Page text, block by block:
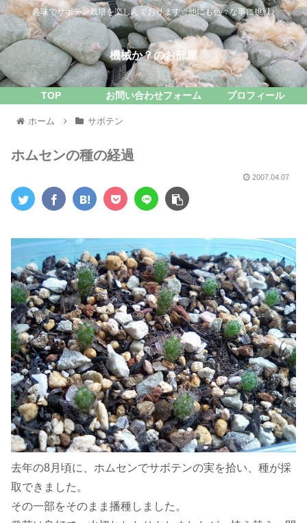
趣味でサボテン栽培を楽しんでおります☆他にも色々な事に挑戦♪
機械か？のお部屋
TOP お問い合わせフォーム プロフィール
ホーム サボテン
ホムセンの種の経過
2007.04.07
去年の8月頃に、ホムセンでサボテンの実を拾い、種が採
取できました。
その一部をそのまま播種しました。